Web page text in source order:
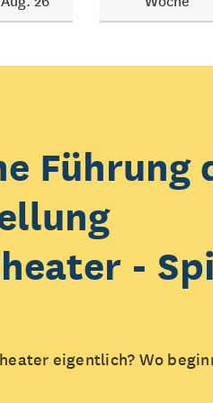
Führung
-
eigentlich? Wo